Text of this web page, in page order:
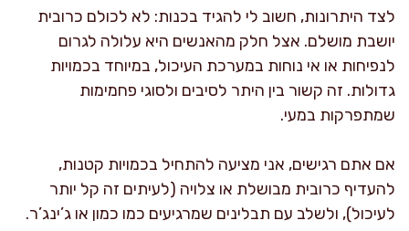
לצד היתרונות, חשוב לי להגיד בכנות: לא לכולם כרובית
יושבת מושלם. אצל חלק מהאנשים היא עלולה לגרום
לנפיחות או אי נוחות במערכת העיכול, במיוחד בכמויות
גדולות. זה קשור בין היתר לסיבים ולסוגי פחמימות
שמתפרקות במעי.
אם אתם רגישים, אני מציעה להתחיל בכמויות קטנות,
להעדיף כרובית מבושלת או צלויה (לעיתים זה קל יותר
לעיכול), ולשלב עם תבלינים שמרגיעים כמו כמון או ג’ינג’ר.